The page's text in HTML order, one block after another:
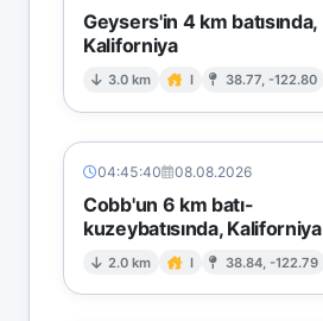
Geysers'in 4 km batısında,
Kaliforniya
3.0 km I 38.77, -122.80
04:45:40 08.08.2026
Cobb'un 6 km batı-
kuzeybatısında, Kaliforniya
2.0 km I 38.84, -122.79